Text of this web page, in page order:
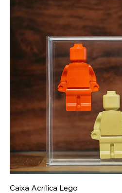
Caixa Acrílica Lego